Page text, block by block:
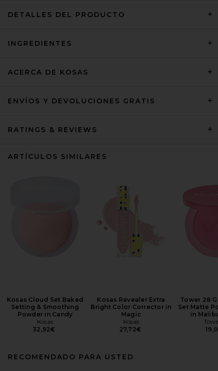
DETALLES DEL PRODUCTO
INGREDIENTES
ACERCA DE KOSAS
ENVÍOS Y DEVOLUCIONES GRATIS
RATINGS & REVIEWS
ARTÍCULOS SIMILARES
Kosas Cloud Set Baked
Setting & Smoothing
Powder in Candy
Kosas
32,92€
Kosas Revealer Extra
Bright Color Corrector in
Magic
Kosas
27,72€
Tower 28
Set Matte
in
RECOMENDADO PARA USTED